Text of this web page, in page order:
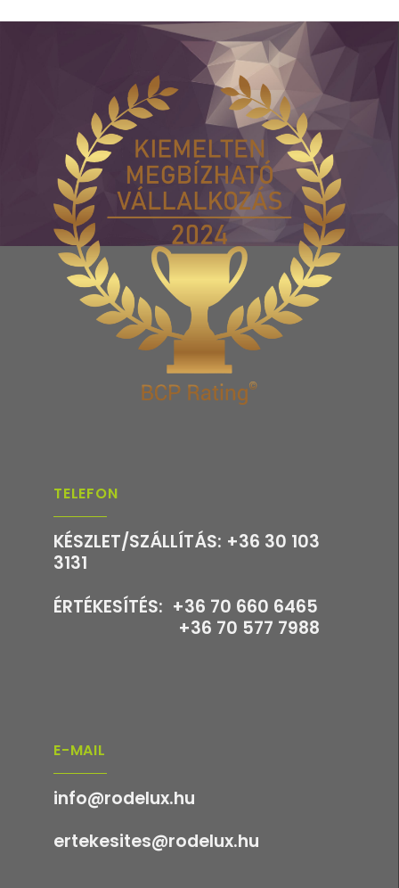
TELEFON
KÉSZLET/SZÁLLÍTÁS: +36 30 103
3131
ÉRTÉKESÍTÉS: +36 70 660 6465
+36 70 577 7988
E-MAIL
info@rodelux.hu
ertekesites@rodelux.hu